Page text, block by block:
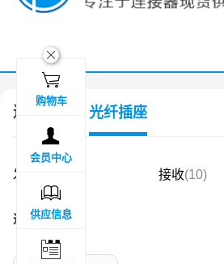
连接器 光纤插座
发射 接收(10)
过滤结果 :
ဆ

购物车

会员中心

供应信息
